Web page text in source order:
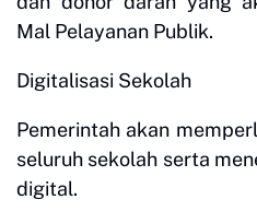
Mal Pelayanan Publik.
Digitalisasi Sekolah
Pemerintah akan
seluruh sekolah serta
digital.